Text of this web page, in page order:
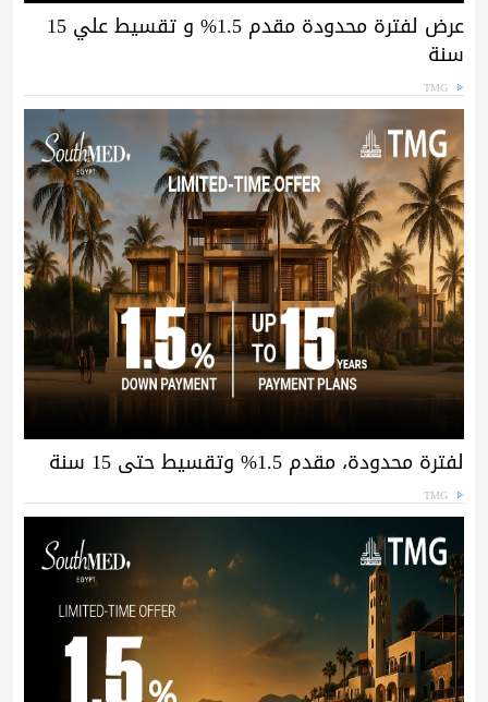
عرض لفترة محدودة مقدم 1.5% و تقسيط علي 15
سنة
TMG
لفترة محدودة، مقدم 1.5% وتقسيط حتى 15 سنة
TMG